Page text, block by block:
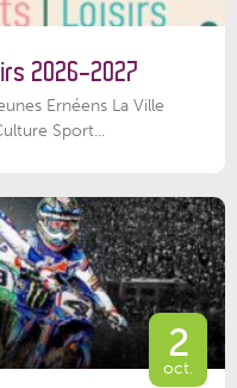
2026-2027
Ernéens La Ville
Sport...
2
oct.